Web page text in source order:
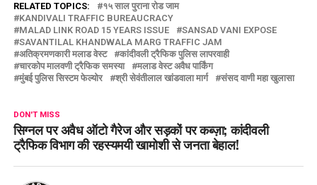
RELATED TOPICS:
१५ साल पुराना रोड जाम
KANDIVALI TRAFFIC BUREAUCRACY
MALAD LINK ROAD 15 YEARS ISSUE
SANSAD VANI EXPOSE
SAVANTILAL KHANDWALA MARG TRAFFIC JAM
अतिक्रमणकारी मलाड वेस्ट
कांदीवली ट्रैफिक पुलिस लापरवाही
चारकोप मालवणी ट्रैफिक समस्या
मलाड वेस्ट अवैध पार्किंग
मुंबई पुलिस सिस्टम फेल्योर
श्री सेवंतीलाल खांडवाला मार्ग संसद वाणी महा खुलासा
DON'T MISS
सिग्नल पर अवैध ऑटो गैरेज और सड़कों पर कब्ज़ा; कांदीवली
ट्रैफिक विभाग की रहस्यमयी खामोशी से जनता बेहाल!